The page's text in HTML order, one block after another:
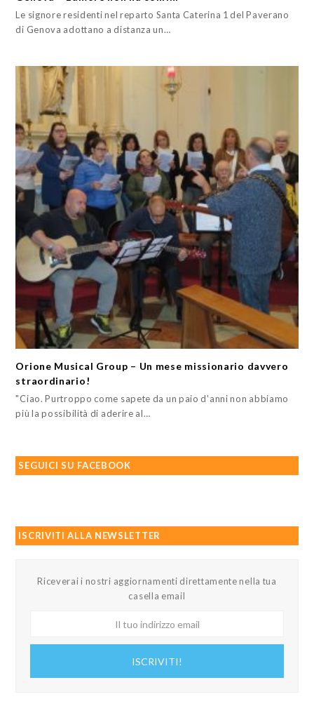
Le signore residenti nel reparto Santa Caterina 1 del Paverano
di Genova adottano a distanza un…
Orione Musical Group – Un mese missionario davvero
straordinario!
"Ciao. Purtroppo come sapete da un paio d'anni non abbiamo
più la possibilità di aderire al…
SEGUICI SU FACEBOOK
ISCRIVITI ALLA NEWSLETTER
Riceverai i nostri aggiornamenti direttamente nella tua
casella email
ISCRIVITI!